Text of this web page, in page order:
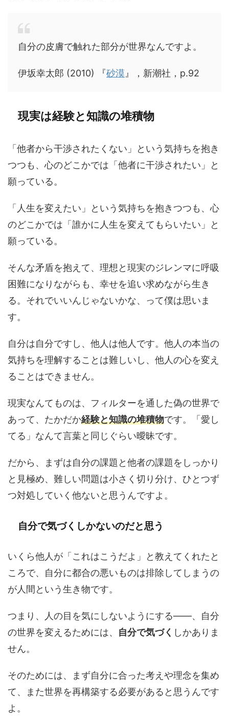
自分の皮膚で触れた部分が世界なんですよ。
伊坂幸太郎 (2010) 『砂漠 』，新潮社，p.92
現実は経験と知識の堆積物
「他者から干渉されたくない」という気持ちを抱き
つつも、心のどこかでは「他者に干渉されたい」と
願っている。
「人生を変えたい」という気持ちを抱きつつも、心
のどこかでは「誰かに人生を変えてもらいたい」と
願っている。
そんな矛盾を抱えて、理想と現実のジレンマに呼吸
困難になりながらも、幸せを追い求めながら生き
る。それでいいんじゃないかな、って僕は思いま
す。
自分は自分ですし、他人は他人です。他人の本当の
気持ちを理解することは難しいし、他人の心を変え
ることはできません。
現実なんてものは、フィルターを通した偽の世界で
あって、たかだか経験と知識の堆積物です。「愛し
てる」なんて言葉と同じぐらい曖昧です。
だから、まずは自分の課題と他者の課題をしっかり
と見極め、難しい問題は小さく切り分け、ひとつず
つ対処していく他ないと思うんですよ。
自分で気づくしかないのだと思う
いくら他人が「これはこうだよ」と教えてくれたと
ころで、自分に都合の悪いものは排除してしまうの
が人間という生き物です。
つまり、人の目を気にしないようにする——、自分
の世界を変えるためには、 自分で気づく しかありま
せん。
そのためには、まず自分に合った考えや理念を集め
て、また世界を再構築する必要があると思うんです
よ。